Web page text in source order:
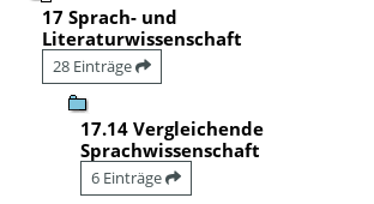
17 Sprach- und
Literaturwissenschaft
28 Einträge
17.14 Vergleichende
Sprachwissenschaft
6 Einträge